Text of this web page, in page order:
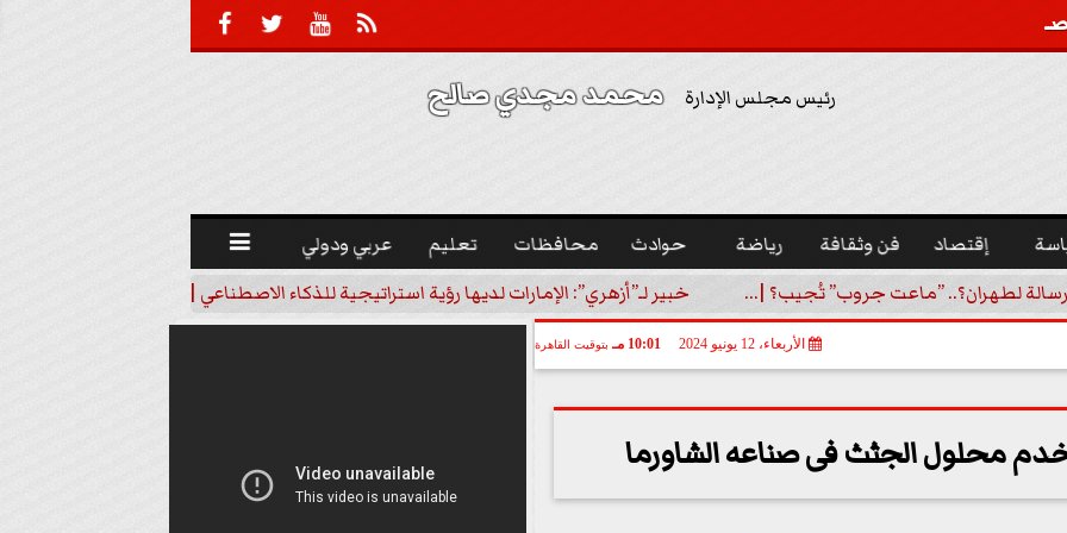
  

رئيس مجلس الإدارة محمد مجدي صالح
إقتصاد فن وثقافة رياضة حوادث محافظات تعليم عربي ودولي 
لطهران؟.. ”ماعت جروب” تُجيب؟ |... خبير لـ”أزهري”: الإمارات لديها رؤية استراتيجية للذكاء الاصطناعي | فيديو
الأربعاء، 12 يونيو 2024 10:01 مـ بتوقيت القاهرة
محلول الجثث فى صناعه الشاورما